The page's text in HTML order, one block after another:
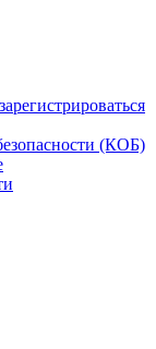
зарегистрироваться
(КОБ)